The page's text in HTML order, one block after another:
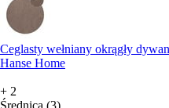
Ceglasty wełniany okrągły
Hanse Home
+ 2
Średnica (3)